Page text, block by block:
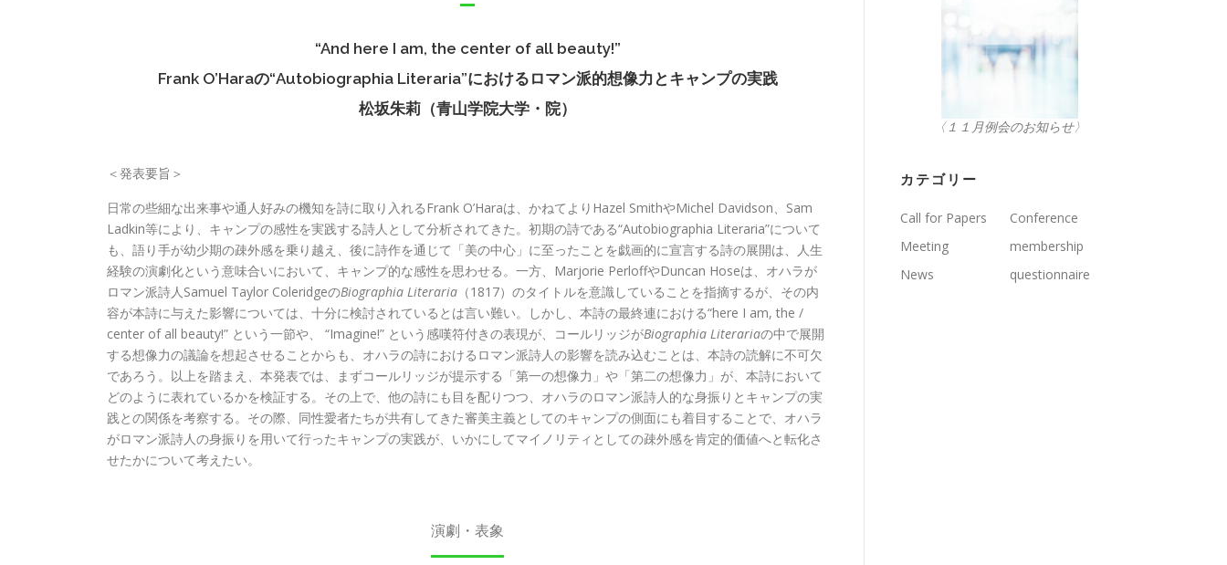
“And here I am, the center of all beauty!”
Frank O’Haraの“Autobiographia Literaria”におけるロマン派的想像力とキャンプの実践
松坂朱莉（青山学院大学・院）
＜発表要旨＞
日常の些細な出来事や通人好みの機知を詩に取り入れるFrank O’Haraは、かねてよりHazel SmithやMichel Davidson、Sam
Ladkin等により、キャンプの感性を実践する詩人として分析されてきた。初期の詩である“Autobiographia Literaria”について
も、語り手が幼少期の疎外感を乗り越え、後に詩作を通じて「美の中心」に至ったことを戯画的に宣言する詩の展開は、人生
経験の演劇化という意味合いにおいて、キャンプ的な感性を思わせる。一方、Marjorie PerloffやDuncan Hoseは、オハラが
ロマン派詩人Samuel Taylor ColeridgeのBiographia Literaria （1817）のタイトルを意識していることを指摘するが、その内
容が本詩に与えた影響については、十分に検討されているとは言い難い。しかし、本詩の最終連における“here I am, the /
center of all beauty!” という一節や、 “Imagine!” という感嘆符付きの表現が、コールリッジがBiographia Literariaの中で展開
する想像力の議論を想起させることからも、オハラの詩におけるロマン派詩人の影響を読み込むことは、本詩の読解に不可欠
であろう。以上を踏まえ、本発表では、まずコールリッジが提示する「第一の想像力」や「第二の想像力」が、本詩において
どのように表れているかを検証する。その上で、他の詩にも目を配りつつ、オハラのロマン派詩人的な身振りとキャンプの実
践との関係を考察する。その際、同性愛者たちが共有してきた審美主義としてのキャンプの側面にも着目することで、オハラ
がロマン派詩人の身振りを用いて行ったキャンプの実践が、いかにしてマイノリティとしての疎外感を肯定的価値へと転化さ
せたかについて考えたい。
演劇・表象
〈１１月例会のお知らせ〉
カテゴリー
Call for Papers
Conference
Meeting
membership
News
questionnaire